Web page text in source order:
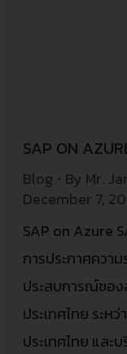
SAP ON
Blog By Mr.
December 7,
SAP on Azure
การประกาศควา
ประสบการณ์ของ
ประเทศไทย ระห
ประเทศไทย และ